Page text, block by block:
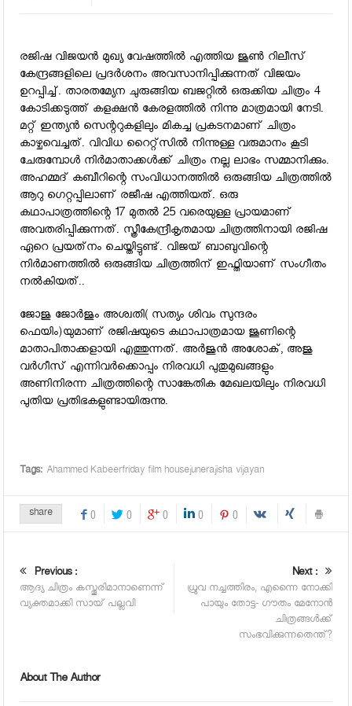
രജിഷ വിജയന്‍ മുഖ്യ വേഷത്തില്‍ എത്തിയ ജൂണ്‍ റിലീസ്
കേന്ദ്രങ്ങളിലെ പ്രദര്‍ശനം അവസാനിപ്പിക്കുന്നത് വിജയം
ഉറപ്പിച്ച്. താരതമ്യേന ചുരുങ്ങിയ ബജറ്റില്‍ ഒരുക്കിയ ചിത്രം 4
കോടിക്കടുത്ത് കളക്ഷന്‍ കേരളത്തില്‍ നിന്നു മാത്രമായി നേടി.
മറ്റ് ഇന്ത്യന്‍ സെന്ററുകളിലും മികച്ച പ്രകടനമാണ് ചിത്രം
കാഴ്ചവെച്ചത്. വിവിധ റൈറ്റ്‌സില്‍ നിന്നുള്ള വരുമാനം കൂടി
ചേരുമ്പോള്‍ നിര്‍മാതാക്കള്‍ക്ക് ചിത്രം നല്ല ലാഭം സമ്മാനിക്കും.
അഹമ്മദ് കബീറിന്റെ സംവിധാനത്തില്‍ ഒരുങ്ങിയ ചിത്രത്തില്‍
ആറു ഗെറ്റപ്പിലാണ് രജീഷ എത്തിയത്. ഒരു
കഥാപാത്രത്തിന്റെ 17 മുതല്‍ 25 വരെയുള്ള പ്രായമാണ്
അവതരിപ്പിക്കുന്നത്. സ്ത്രീകേന്ദ്രീകൃതമായ ചിത്രത്തിനായി രജിഷ
ഏറെ പ്രയത്‌നം ചെയ്തിട്ടുണ്ട്. വിജയ് ബാബുവിന്റെ
നിര്‍മാണത്തില്‍ ഒരുങ്ങിയ ചിത്രത്തിന് ഇഫ്തിയാണ് സംഗീതം
നല്‍കിയത്..
ജോജു ജോര്‍ജും അശ്വതി( സത്യം ശിവം സുന്ദരം
ഫെയിം)യുമാണ് രജിഷയുടെ കഥാപാത്രമായ ജൂണിന്റെ
മാതാപിതാക്കളായി എത്തുന്നത്. അര്‍ജുന്‍ അശോക്, അജു
വര്‍ഗീസ് എന്നിവര്‍ക്കൊപ്പം നിരവധി പുതുമുഖങ്ങളും
അണിനിരന്ന ചിത്രത്തിന്റെ സാങ്കേതിക മേഖലയിലും നിരവധി
പുതിയ പ്രതിഭകളുണ്ടായിരുന്നു.
Tags: Ahammed Kabeerfriday film housejunerajisha vijayan
share 0 0 0 0 0
Previous :
ആദ്യ ചിത്രം കസ്തൂരിമാനാണെന്ന്
വ്യക്തമാക്കി സായ് പല്ലവി
Next :
ധ്രുവ നച്ചത്തിരം, എന്നൈ നോക്കി
പായും തോട്ട- ഗൗതം മേനോന്‍
ചിത്രങ്ങള്‍ക്ക്
സംഭവിക്കുന്നതെന്ത്?
About The Author